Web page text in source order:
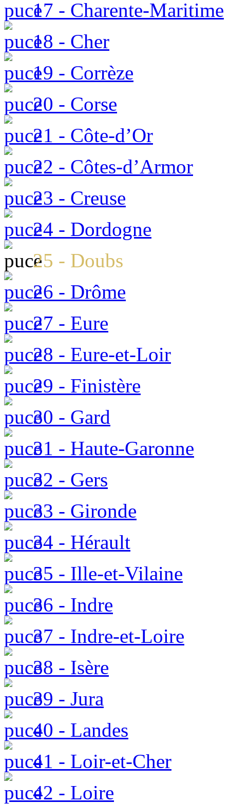
17 - Charente-Maritime
18 - Cher
19 - Corrèze
20 - Corse
21 - Côte-d’Or
22 - Côtes-d’Armor
23 - Creuse
24 - Dordogne
25 - Doubs
26 - Drôme
27 - Eure
28 - Eure-et-Loir
29 - Finistère
30 - Gard
31 - Haute-Garonne
32 - Gers
33 - Gironde
34 - Hérault
35 - Ille-et-Vilaine
36 - Indre
37 - Indre-et-Loire
38 - Isère
39 - Jura
40 - Landes
41 - Loir-et-Cher
42 - Loire